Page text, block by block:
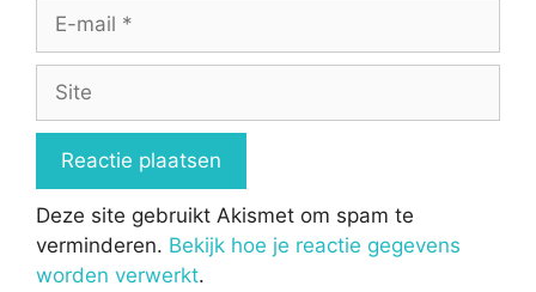
mail
Deze site gebruikt Akismet om spam te
verminderen. Bekijk hoe je reactie gegevens
worden verwerkt.